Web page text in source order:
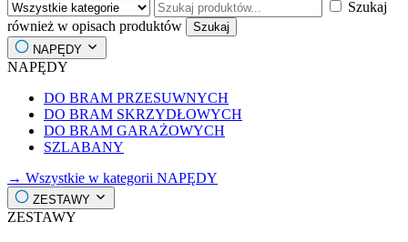
Szukaj
również w opisach produktów
Szukaj
NAPĘDY
NAPĘDY
DO BRAM PRZESUWNYCH
DO BRAM SKRZYDŁOWYCH
DO BRAM GARAŻOWYCH
SZLABANY
→ Wszystkie w kategorii NAPĘDY
ZESTAWY
ZESTAWY